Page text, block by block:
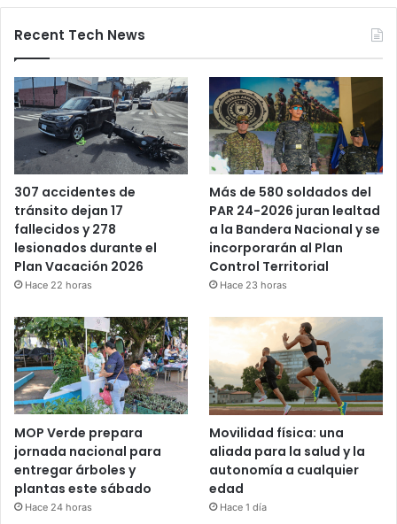
Recent Tech News
307 accidentes de
tránsito dejan 17
fallecidos y 278
lesionados durante el
Plan Vacación 2026
Hace 22 horas
Más de 580 soldados del
PAR 24-2026 juran lealtad
a la Bandera Nacional y se
incorporarán al Plan
Control Territorial
Hace 23 horas
MOP Verde prepara
jornada nacional para
entregar árboles y
plantas este sábado
Hace 24 horas
Movilidad física: una
aliada para la salud y la
autonomía a cualquier
edad
Hace 1 día